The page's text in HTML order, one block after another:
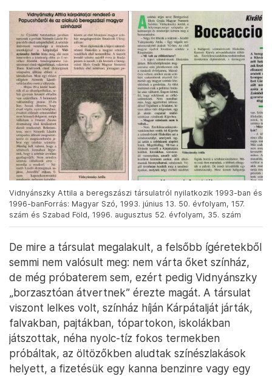
Vidnyánszky Attila a beregszászi társulatról nyilatkozik 1993-ban és
1996-banForrás: Magyar Szó, 1993. június 13. 50. évfolyam, 157.
szám és Szabad Föld, 1996. augusztus 52. évfolyam, 35. szám
De mire a társulat megalakult, a felsőbb ígéretekből
semmi nem valósult meg: nem várta őket színház,
de még próbaterem sem, ezért pedig Vidnyánszky
„borzasztóan átvertnek” érezte magát. A társulat
viszont lelkes volt, színház híján Kárpátalját járták,
falvakban, pajtákban, tópartokon, iskolákban
játszottak, néha nyolc-tíz fokos termekben
próbáltak, az öltözőkben aludtak színészlakások
helyett, a fizetésük egy kanna benzinre vagy egy